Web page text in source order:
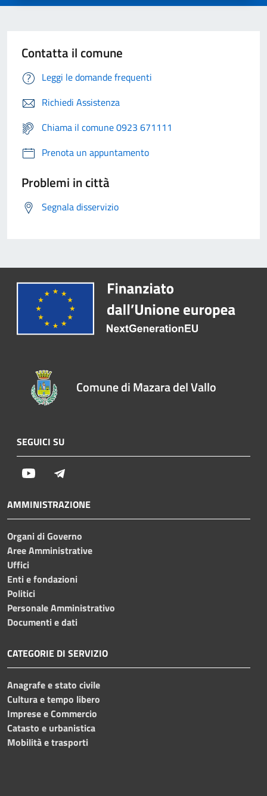
Contatta il comune
Leggi le domande frequenti
Richiedi Assistenza
Chiama il comune 0923 671111
Prenota un appuntamento
Problemi in città
Segnala disservizio
Comune di Mazara del Vallo
SEGUICI SU
Youtube
AMMINISTRAZIONE
Organi di Governo
Aree Amministrative
Uffici
Enti e fondazioni
Politici
Personale Amministrativo
Documenti e dati
CATEGORIE DI SERVIZIO
Anagrafe e stato civile
Cultura e tempo libero
Imprese e Commercio
Catasto e urbanistica
Mobilità e trasporti